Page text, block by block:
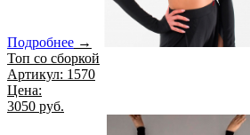
Подробнее →
Топ со сборкой
Артикул: 1570
Цена:
3050 руб.